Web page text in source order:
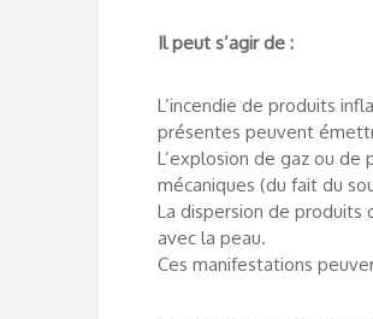
Il peut s’agir de :
L’incendie de produits
présentes peuvent
L’explosion de gaz ou
mécaniques (du fait du
La dispersion de produits
avec la peau.
Ces manifestations